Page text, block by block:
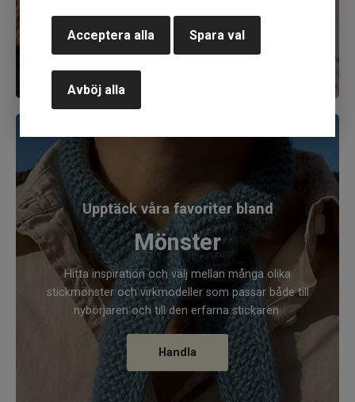
Acceptera alla Spara val
Avböj alla
Upptäck våra favoriter bland
Mönster
Hitta inspiration och välj mellan många olika
stickmönster och virkmodeller som passar både till
nybörjaren och till den erfarna stickaren.
Handla